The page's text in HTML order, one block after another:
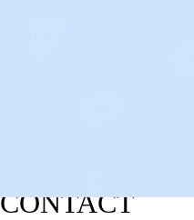
CONTACT